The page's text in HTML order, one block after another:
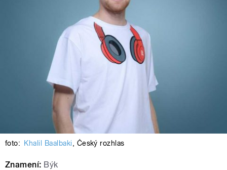
foto: Khalil Baalbaki, Český rozhlas
Znamení: Býk